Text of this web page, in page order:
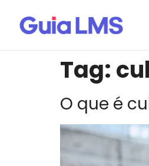
Tag:
O que é